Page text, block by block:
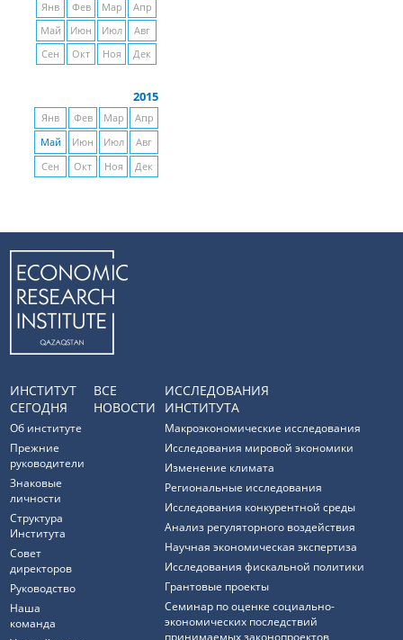
Янв Фев Мар
Апр
Май
Июн Июл
Авг
Сен
Окт Ноя Дек
2015
Янв Фев Мар
Апр
Май
Июн Июл
Авг
Сен
Окт Ноя Дек
ИНСТИТУТ
СЕГОДНЯ
Об институте
Прежние
руководители
Знаковые
личности
Структура
Института
Совет
директоров
Руководство
Наша
команда
ВСЕ
НОВОСТИ
ИССЛЕДОВАНИЯ
ИНСТИТУТА
Макроэкономические исследования
Исследования мировой экономики
Изменение климата
Региональные исследования
Исследования конкурентной среды
Анализ регуляторного воздействия
Научная экономическая экспертиза
Исследования фискальной политики
Грантовые проекты
Семинар по оценке социально-
экономических последствий
принимаемых законопроектов